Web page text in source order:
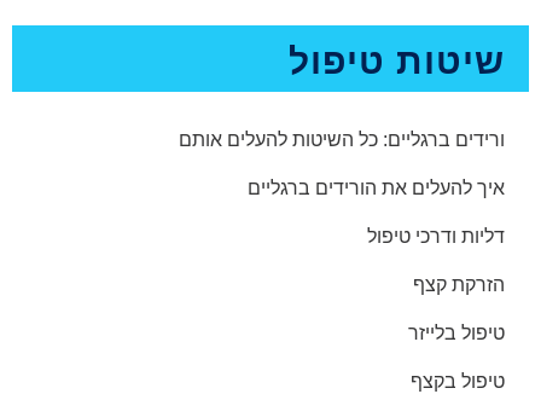
שיטות טיפול
ורידים ברגליים: כל השיטות להעלים אותם
איך להעלים את הורידים ברגליים
דליות ודרכי טיפול
הזרקת קצף
טיפול בלייזר
טיפול בקצף